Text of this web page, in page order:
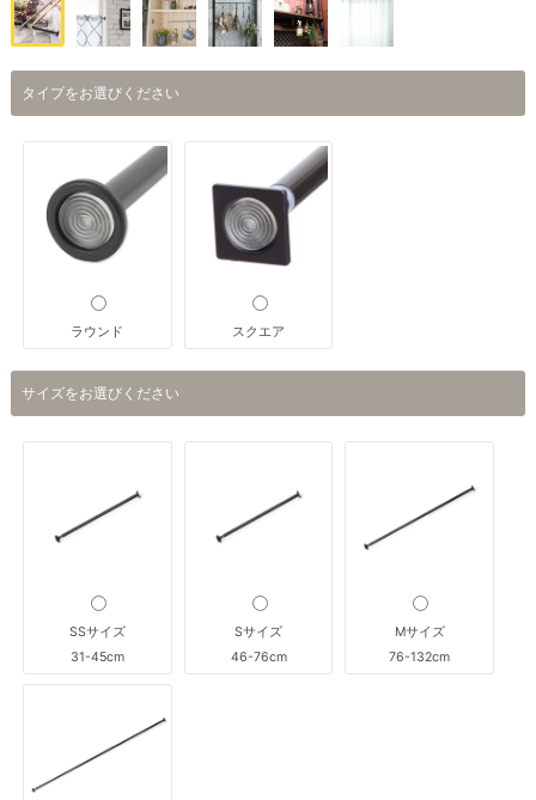
タイプをお選びください
ラウンド スクエア
サイズをお選びください
SSサイズ
31-45cm
Sサイズ
46-76cm
Mサイズ
76-132cm